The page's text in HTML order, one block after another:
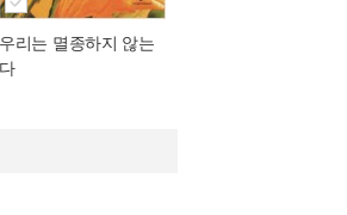
우리는 멸종하지 않는
다